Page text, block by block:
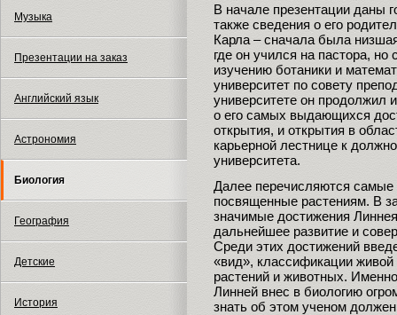
Музыка
Презентации на заказ
Английский язык
Астрономия
Биология
География
Детские
История
В начале презентации даны
также сведения о его
Карла – сначала была
где он учился на пастора,
изучению ботаники и
университет по совету
университете он продолжил
о его самых выдающихся
открытия, и открытия в
карьерной лестнице к
университета.
Далее перечисляются
посвященные растениям. В
значимые достижения
дальнейшее развитие и
Среди этих достижений
«вид», классификации
растений и животных.
Линней внес в биологию
знать об этом ученом